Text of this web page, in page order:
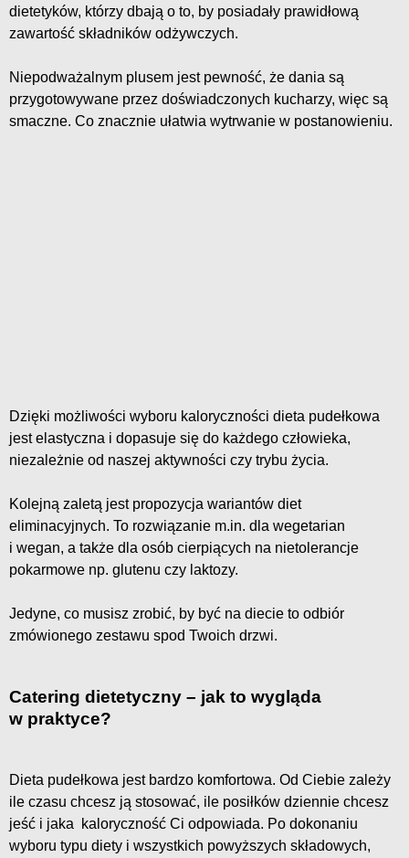
dietetyków, którzy dbają o to, by posiadały prawidłową
zawartość składników odżywczych.
Niepodważalnym plusem jest pewność, że dania są
przygotowywane przez doświadczonych kucharzy, więc są
smaczne. Co znacznie ułatwia wytrwanie w postanowieniu.
Dzięki możliwości wyboru kaloryczności dieta pudełkowa
jest elastyczna i dopasuje się do każdego człowieka,
niezależnie od naszej aktywności czy trybu życia.
Kolejną zaletą jest propozycja wariantów diet
eliminacyjnych. To rozwiązanie m.in. dla wegetarian
i wegan, a także dla osób cierpiących na nietolerancje
pokarmowe np. glutenu czy laktozy.
Jedyne, co musisz zrobić, by być na diecie to odbiór
zmówionego zestawu spod Twoich drzwi.
Catering dietetyczny – jak to wygląda
w praktyce?
Dieta pudełkowa jest bardzo komfortowa. Od Ciebie zależy
ile czasu chcesz ją stosować, ile posiłków dziennie chcesz
jeść i jaka kaloryczność Ci odpowiada. Po dokonaniu
wyboru typu diety i wszystkich powyższych składowych,